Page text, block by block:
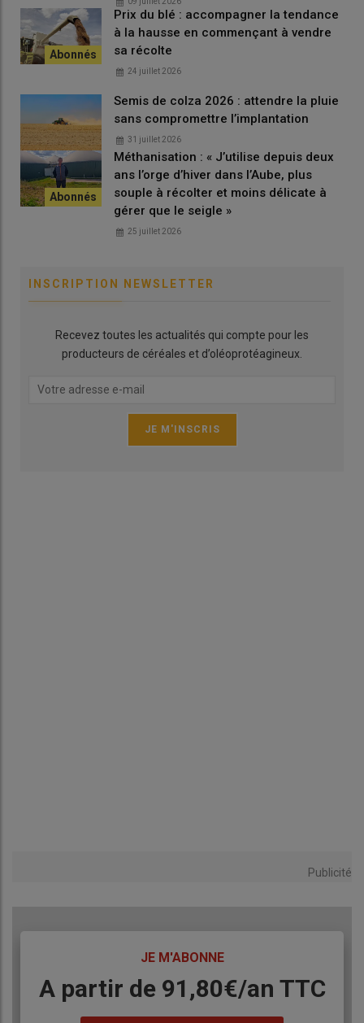
Prix du blé : accompagner la tendance
à la hausse en commençant à vendre
sa récolte
24 juillet 2026
Semis de colza 2026 : attendre la pluie
sans compromettre l’implantation
31 juillet 2026
Méthanisation : « J’utilise depuis deux
ans l’orge d’hiver dans l’Aube, plus
souple à récolter et moins délicate à
gérer que le seigle »
25 juillet 2026
INSCRIPTION NEWSLETTER
Recevez toutes les actualités qui compte pour les
producteurs de céréales et d’oléoprotéagineux.
Publicité
JE M'ABONNE
Body
A partir de 91,80€/an​ TTC